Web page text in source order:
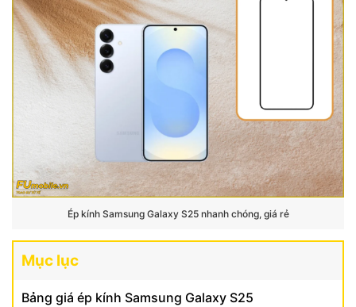
Ép kính Samsung Galaxy S25 nhanh chóng, giá rẻ
Mục lục
Bảng giá ép kính Samsung Galaxy S25